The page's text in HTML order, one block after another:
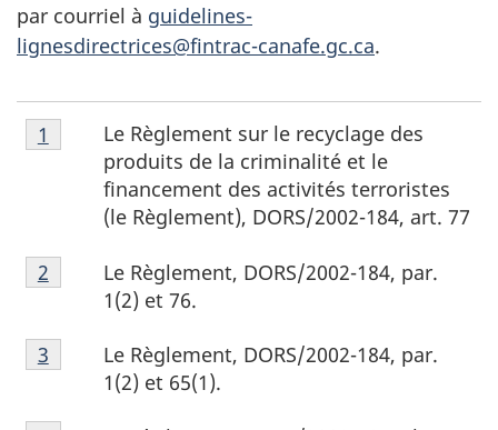
par courriel à guidelines-
lignesdirectrices@fintrac-canafe.gc.ca.
Note
de
1
Le Règlement sur le recyclage des
produits de la criminalité et le
financement des activités terroristes
(le Règlement), DORS/2002-184, art. 77
Retour à la référence de la note de bas de page
1
Note
de
de
page
Le Règlement, DORS/2002-184, par.
1(2) et 76.
Retour à la référence de la note de bas de page
2
Note
de
Le Règlement, DORS/2002-184, par.
1(2) et 65(1).
Retour à la référence de la note de bas de page
3